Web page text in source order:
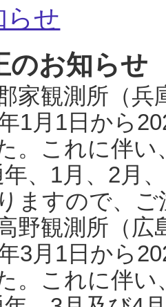
らせ
のお知らせ
家観測所（
1月1日から
。これに伴い
、1月、2月
ますので、
野観測所（
3月1日から
。これに伴い